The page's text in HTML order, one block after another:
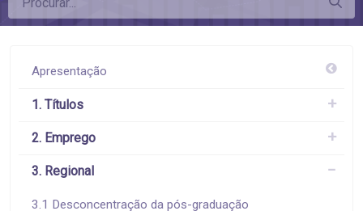
Apresentação
1. Títulos
2. Emprego
3. Regional
3.1 Desconcentração da pós-graduação